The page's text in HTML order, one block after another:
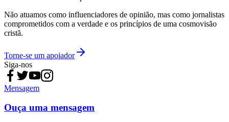
Não atuamos como influenciadores de opinião, mas como jornalistas
comprometidos com a verdade e os princípios de uma cosmovisão
cristã.
Torne-se um apoiador
Siga-nos
Mensagem
Ouça uma mensagem